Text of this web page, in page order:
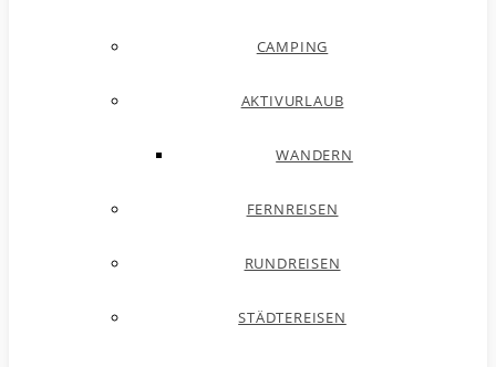
CAMPING
AKTIVURLAUB
WANDERN
FERNREISEN
RUNDREISEN
STÄDTEREISEN